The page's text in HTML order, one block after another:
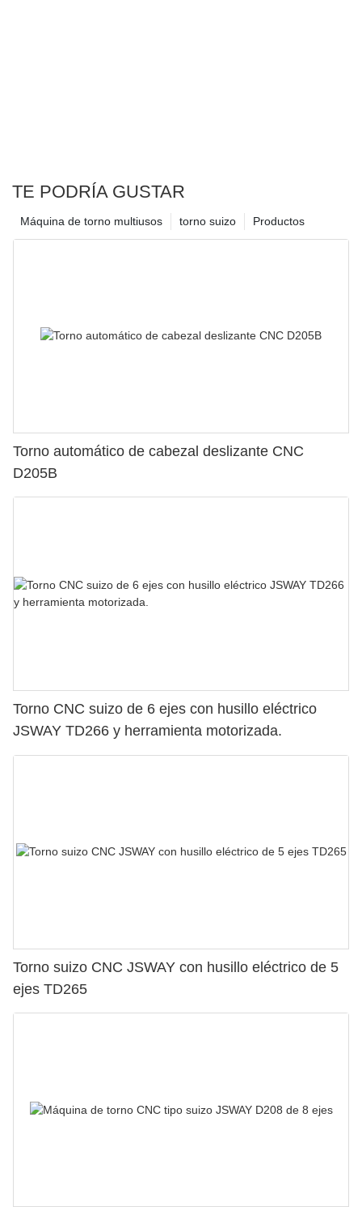
TE PODRÍA GUSTAR
Productos
torno suizo
Máquina de torno multiusos
Torno automático de cabezal deslizante CNC
D205B
Torno CNC suizo de 6 ejes con husillo eléctrico
JSWAY TD266 y herramienta motorizada.
Torno suizo CNC JSWAY con husillo eléctrico de 5
ejes TD265